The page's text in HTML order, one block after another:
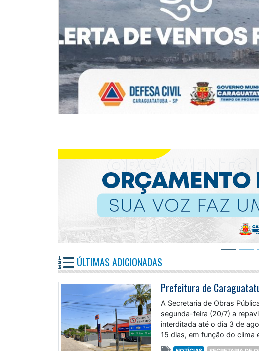
ÚLTIMAS ADICIONADAS
A Secretaria de Obras
segunda-feira (20/7) a
interditada até o dia 3 de
15 dias, em função do clima
NOTÍCIAS
SECRETARIA DE